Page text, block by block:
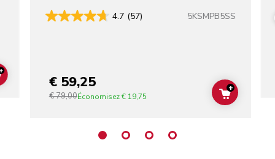
ADD TO CART
4.7 (57) 5KSMPB5SS
€ 59,25
€ 79,00Économisez€ 19,75 ADD TO
+